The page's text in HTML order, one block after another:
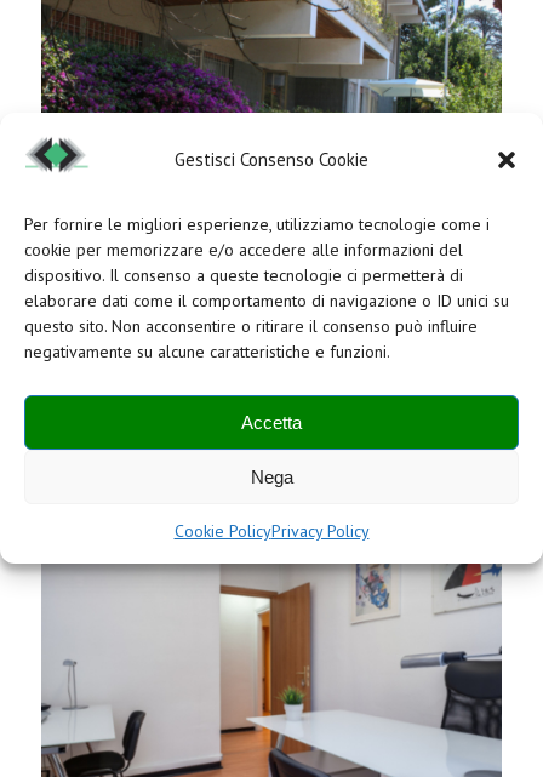
Gestisci Consenso Cookie
Per fornire le migliori esperienze, utilizziamo tecnologie come i
cookie per memorizzare e/o accedere alle informazioni del
dispositivo. Il consenso a queste tecnologie ci permetterà di
elaborare dati come il comportamento di navigazione o ID unici su
questo sito. Non acconsentire o ritirare il consenso può influire
negativamente su alcune caratteristiche e funzioni.
Accetta
Nega
Cookie PolicyPrivacy Policy
Basta elencarvi 4 vantaggi per scegliere i nostri uffici
Il nostro Centro è una struttura pensata e organizzata
proprio…